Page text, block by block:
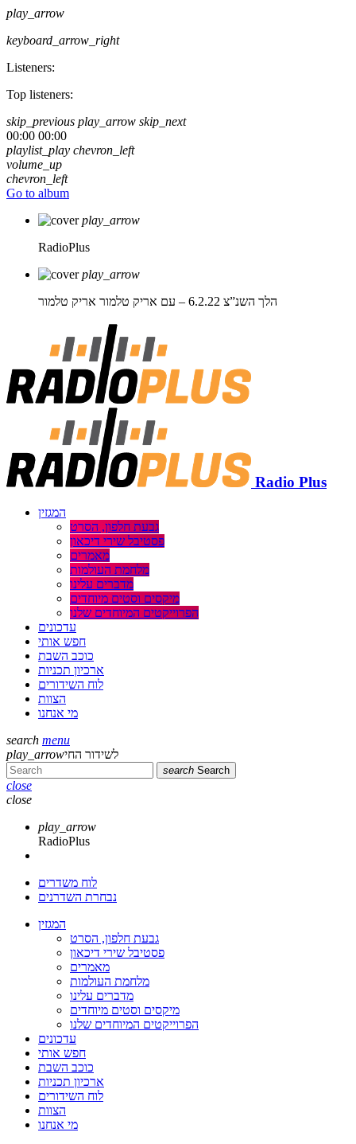
play_arrow
keyboard_arrow_right
Listeners:
Top listeners:
skip_previous play_arrow skip_next
00:00 00:00
playlist_play chevron_left
volume_up
chevron_left
Go to album
play_arrow
RadioPlus
play_arrow
הלך השנ”צ 6.2.22 – עם אריק טלמור
אריק טלמור
Radio Plus
המגזין
גבעת חלפון, הסרט
פסטיבל שירי דיכאון
מאמרים
מלחמת העולמות
מדברים עלינו
מיקסים וסטים מיוחדים
הפרוייקטים המיוחדים שלנו
עדכונים
חפש אותי
כוכב השבת
ארכיון תכניות
לוח השידורים
הצוות
מי אנחנו
search menu
play_arrowלשידור החי
search Search
close
close
play_arrow
RadioPlus
לוח משדרים
נבחרת השדרנים
המגזין
גבעת חלפון, הסרט
פסטיבל שירי דיכאון
מאמרים
מלחמת העולמות
מדברים עלינו
מיקסים וסטים מיוחדים
הפרוייקטים המיוחדים שלנו
עדכונים
חפש אותי
כוכב השבת
ארכיון תכניות
לוח השידורים
הצוות
מי אנחנו